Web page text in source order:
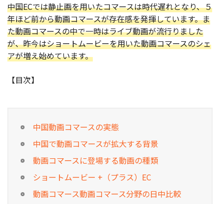
中国ECでは静止画を用いたコマースは時代遅れとなり、５
年ほど前から動画コマースが存在感を発揮しています。ま
た動画コマースの中で一時はライブ動画が流行りました
が、昨今はショートムービーを用いた動画コマースのシェ
アが増え始めています。
【目次】
中国動画コマースの実態
中国で動画コマースが拡大する背景
動画コマースに登場する動画の種類
ショートムービー +（プラス）EC
動画コマース動画コマース分野の日中比較